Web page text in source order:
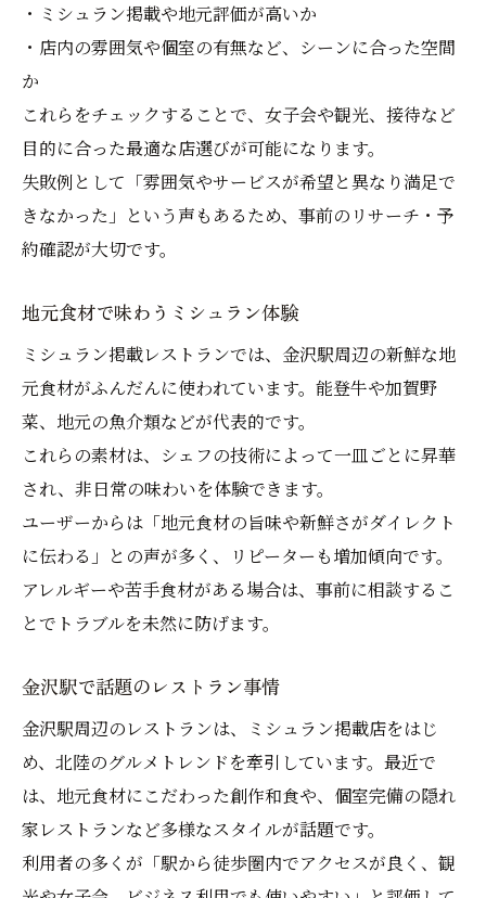
・ミシュラン掲載や地元評価が高いか
・店内の雰囲気や個室の有無など、シーンに合った空間
か
これらをチェックすることで、女子会や観光、接待など
目的に合った最適な店選びが可能になります。
失敗例として「雰囲気やサービスが希望と異なり満足で
きなかった」という声もあるため、事前のリサーチ・予
約確認が大切です。
地元食材で味わうミシュラン体験
ミシュラン掲載レストランでは、金沢駅周辺の新鮮な地
元食材がふんだんに使われています。能登牛や加賀野
菜、地元の魚介類などが代表的です。
これらの素材は、シェフの技術によって一皿ごとに昇華
され、非日常の味わいを体験できます。
ユーザーからは「地元食材の旨味や新鮮さがダイレクト
に伝わる」との声が多く、リピーターも増加傾向です。
アレルギーや苦手食材がある場合は、事前に相談するこ
とでトラブルを未然に防げます。
金沢駅で話題のレストラン事情
金沢駅周辺のレストランは、ミシュラン掲載店をはじ
め、北陸のグルメトレンドを牽引しています。最近で
は、地元食材にこだわった創作和食や、個室完備の隠れ
家レストランなど多様なスタイルが話題です。
利用者の多くが「駅から徒歩圏内でアクセスが良く、観